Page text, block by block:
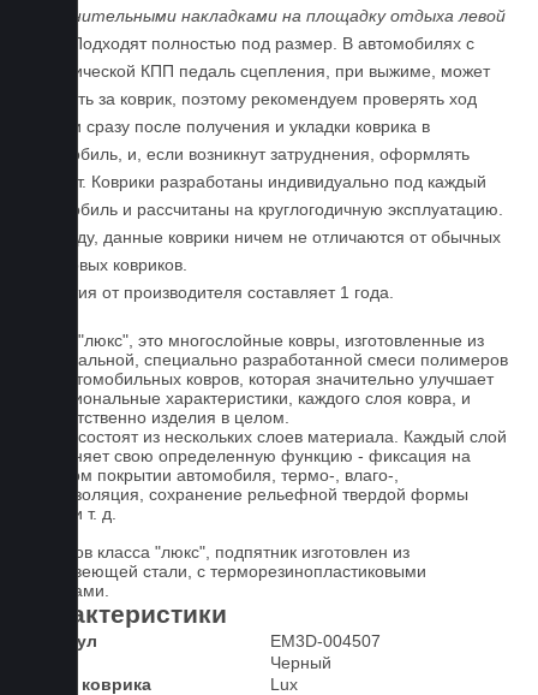
дополнительными накладками на площадку отдыха левой
. Подходят полностью под размер. В автомобилях с
механической КПП педаль сцепления, при выжиме, может
задевать за коврик, поэтому рекомендуем проверять ход
педали сразу после получения и укладки коврика в
автомобиль, и, если возникнут затруднения, оформлять
возврат. Коврики разработаны индивидуально под каждый
автомобиль и рассчитаны на круглогодичную эксплуатацию.
По уходу, данные коврики ничем не отличаются от обычных
резиновых ковриков.
Гарантия от производителя составляет 1 года.
Ковры "люкс", это многослойные ковры, изготовленные из
оригинальной, специально разработанной смеси полимеров
для автомобильных ковров, которая значительно улучшает
функциональные характеристики, каждого слоя ковра, и
соответственно изделия в целом.
Ковры состоят из нескольких слоев материала. Каждый слой
выполняет свою определенную функцию - фиксация на
штатном покрытии автомобиля, термо-, влаго-,
звукоизоляция, сохранение рельефной твердой формы
ковра и т. д.
У ковров класса "люкс", подпятник изготовлен из
нержавеющей стали, с терморезинопластиковыми
вставками.
Характеристики
Артикул
EM3D-004507
Черный
Класс коврика
Lux